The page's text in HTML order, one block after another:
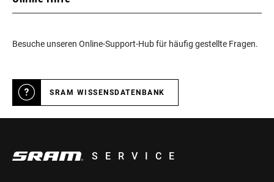
Besuche unseren Online-Support-Hub für häufig gestellte Fragen.
SRAM WISSENSDATENBANK
SERVICE